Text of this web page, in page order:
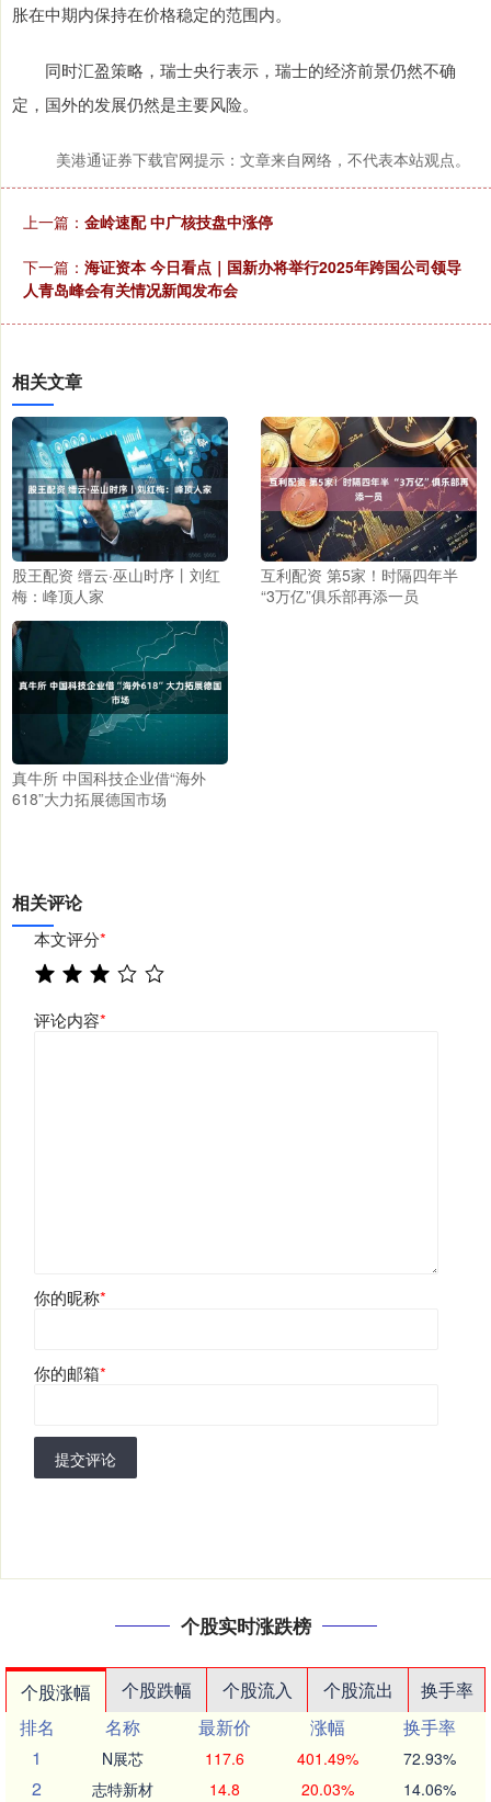
胀在中期内保持在价格稳定的范围内。
同时汇盈策略，瑞士央行表示，瑞士的经济前景仍然不确
定，国外的发展仍然是主要风险。
美港通证券下载官网提示：文章来自网络，不代表本站观点。
上一篇： 金岭速配 中广核技盘中涨停
下一篇： 海证资本 今日看点｜国新办将举行2025年跨国公司领导
人青岛峰会有关情况新闻发布会
相关文章
股王配资 缙云·巫山时序丨刘红
梅：峰顶人家
互利配资 第5家！时隔四年半
“3万亿”俱乐部再添一员
真牛所 中国科技企业借“海外
618”大力拓展德国市场
相关评论
本文评分*
评论内容*
你的昵称*
你的邮箱*
提交评论
个股实时涨跌榜
个股涨幅 个股跌幅 个股流入 个股流出
换手率
排名
名称 最新价 涨幅
换手率
1
N展芯 117.6 401.49% 72.93%
2 志特新材 14.8 20.03% 14.06%